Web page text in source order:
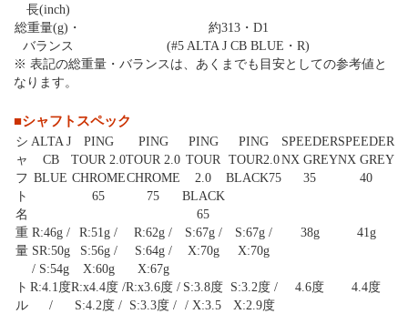
長(inch)
総重量(g)・
バランス
約313・D1
(#5 ALTA J CB BLUE・R)
※ 表記の総重量・バランスは、あくまでも目安としての参考値と
なります。
■シャフトスペック
シ
ャ
フ
ト
名
ALTA J
CB
BLUE
PING
TOUR 2.0
CHROME
65
PING
TOUR 2.0
CHROME
75
PING
TOUR
2.0
BLACK
65
PING
TOUR2.0
BLACK75
SPEEDER
NX GREY
35
SPEEDER
NX GREY
40
重
量
R:46g /
SR:50g
/ S:54g
R:51g /
S:56g /
X:60g
R:62g /
S:64g /
X:67g
S:67g /
X:70g
S:67g /
X:70g
38g 41g
ト
ル
R:4.1度
/
R:x4.4度 /
S:4.2度 /
R:x3.6度 /
S:3.3度 /
S:3.8度
/ X:3.5
S:3.2度 /
X:2.9度
4.6度 4.4度